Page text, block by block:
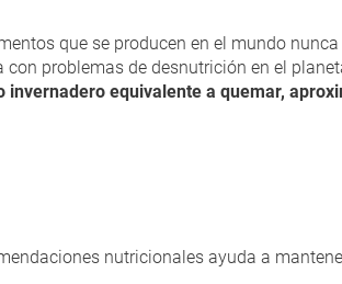
que se producen en el mundo
problemas de desnutrición en el
equivalente a quemar,
nutricionales ayuda a